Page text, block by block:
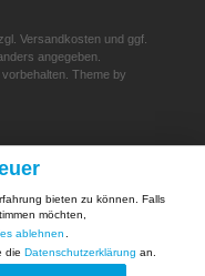
Versandkosten und ggf.
angegeben.
Theme by
bieten zu können. Falls
möchten,
ablehnen
die Datenschutzerklärung an.